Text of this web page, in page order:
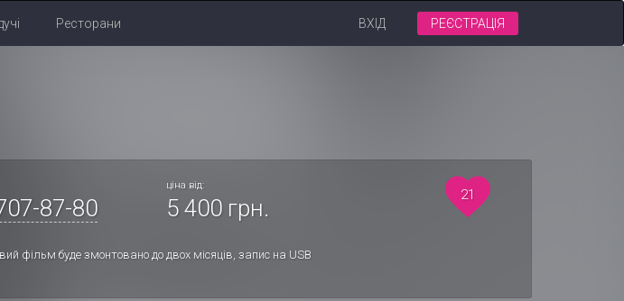
Ресторани ВХІД РЕЄСТРАЦІЯ
87-80
ціна від:
5 400 грн.
фільм буде змонтовано до двох місяців, запис на USB
21